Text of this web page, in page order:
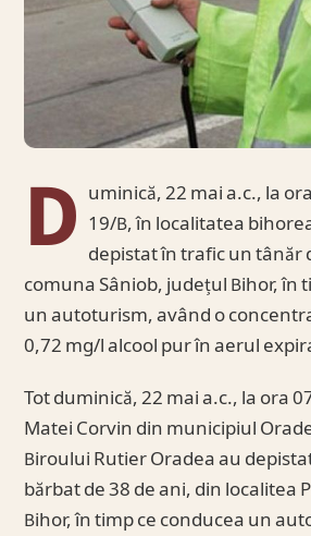
D uminică, 22 mai a.c., la
19/B, în localitatea
depistat în trafic un tânăr
comuna Sâniob, județul Bihor, în
un autoturism, având o
0,72 mg/l alcool pur în aerul
Tot duminică, 22 mai a.c., la ora
Matei Corvin din municipiul
Biroului Rutier Oradea au
bărbat de 38 de ani, din localitea
Bihor, în timp ce conducea un